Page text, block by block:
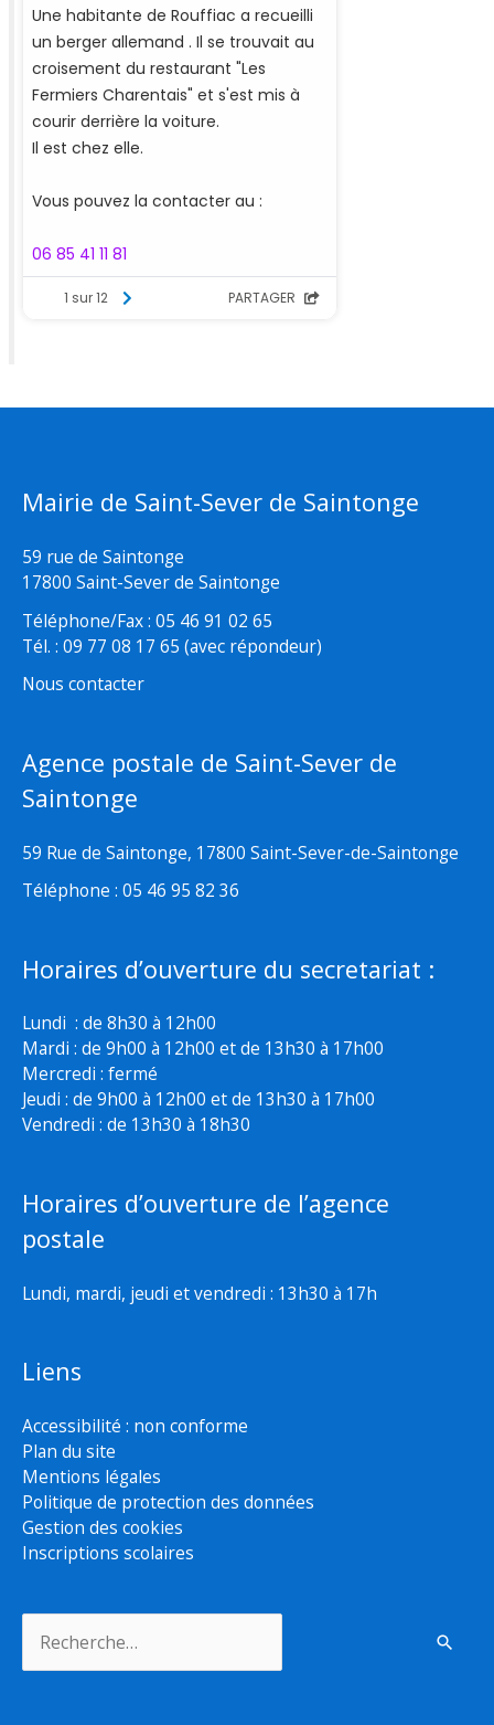
Mairie de Saint-Sever de Saintonge
59 rue de Saintonge
17800 Saint-Sever de Saintonge
Téléphone/Fax : 05 46 91 02 65
Tél. : 09 77 08 17 65 (avec répondeur)
Nous contacter
Agence postale de Saint-Sever de
Saintonge
59 Rue de Saintonge, 17800 Saint-Sever-de-Saintonge
Téléphone : 05 46 95 82 36
Horaires d’ouverture du secretariat :
Lundi : de 8h30 à 12h00
Mardi : de 9h00 à 12h00 et de 13h30 à 17h00
Mercredi : fermé
Jeudi : de 9h00 à 12h00 et de 13h30 à 17h00
Vendredi : de 13h30 à 18h30
Horaires d’ouverture de l’agence
postale
Lundi, mardi, jeudi et vendredi : 13h30 à 17h
Liens
Accessibilité : non conforme
Plan du site
Mentions légales
Politique de protection des données
Gestion des cookies
Inscriptions scolaires